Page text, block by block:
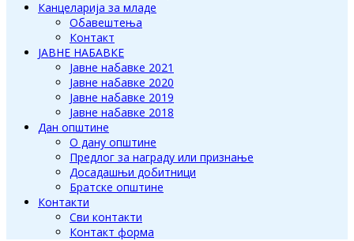
Канцеларија за младе
Обавештења
Контакт
ЈАВНЕ НАБАВКЕ
Јавне набавке 2021
Јавне набавке 2020
Јавне набавке 2019
Јавне набавке 2018
Дан општине
О дану општине
Предлог за награду или признање
Досадашњи добитници
Братске општине
Контакти
Сви контакти
Контакт форма